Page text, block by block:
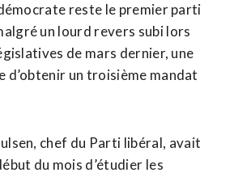
reste le premier ​parti
un lourd revers subi lors
de mars dernier, une
d’obtenir un troisième mandat
chef du Parti libéral, ⁠avait
du mois d’étudier ⁠les